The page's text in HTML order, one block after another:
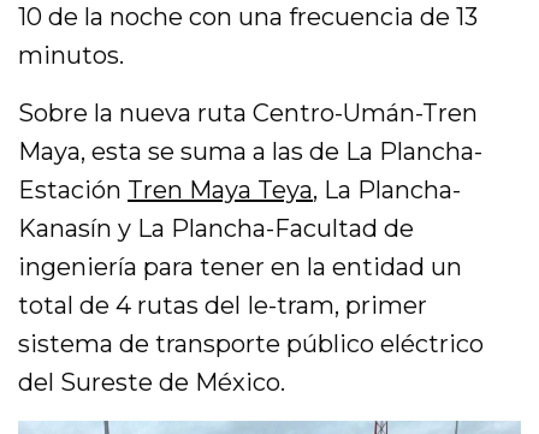
10 de la noche con una frecuencia de 13
minutos.
Sobre la nueva ruta Centro-Umán-Tren
Maya, esta se suma a las de La Plancha-
Estación Tren Maya Teya, La Plancha-
Kanasín y La Plancha-Facultad de
ingeniería para tener en la entidad un
total de 4 rutas del Ie-tram, primer
sistema de transporte público eléctrico
del Sureste de México.